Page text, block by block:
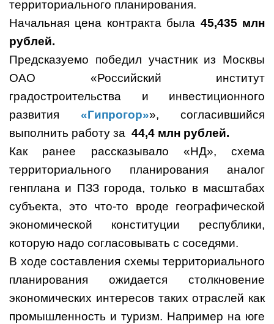
территориального планирования.
Начальная цена контракта была 45,435 млн
рублей.
Предсказуемо победил участник из Москвы
ОАО «Российский институт
градостроительства и инвестиционного
развития «Гипрогор»», согласившийся
выполнить работу за 44,4 млн рублей.
Как ранее рассказывало «НД», схема
территориального планирования аналог
генплана и ПЗЗ города, только в масштабах
субъекта, это что-то вроде географической
экономической конституции республики,
которую надо согласовывать с соседями.
В ходе составления схемы территориального
планирования ожидается столкновение
экономических интересов таких отраслей как
промышленность и туризм. Например на юге